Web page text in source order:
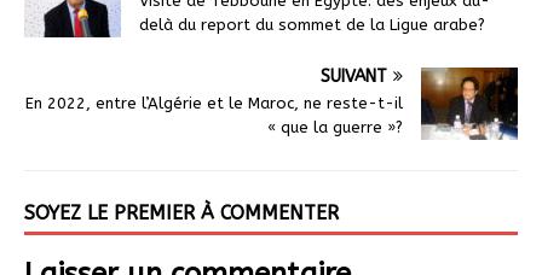
delà du report du sommet de la Ligue arabe?
SUIVANT
En 2022, entre l’Algérie et le Maroc, ne reste-t-il
« que la guerre »?
SOYEZ LE PREMIER À COMMENTER